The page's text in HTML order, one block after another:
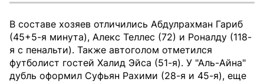
В составе хозяев отличились Абдулрахман Гариб
(45+5-я минута), Алекс Теллес (72) и Роналду (118-
я с пенальти). Также автоголом отметился
футболист гостей Халид Эйса (51-я). У "Аль-Айна"
дубль оформил Суфьян Рахими (28-я и 45-я), еще